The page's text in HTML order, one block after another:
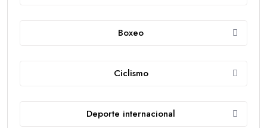
Boxeo
Ciclismo
Deporte internacional